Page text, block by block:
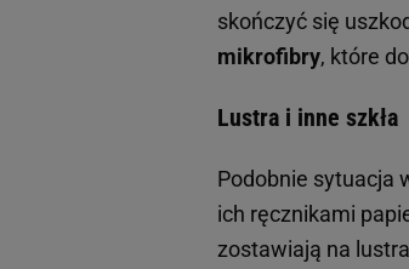
skończyć się
mikrofibry, które
Lustra i inne szkła
Podobnie sytuacja
ich ręcznikami
zostawiają na